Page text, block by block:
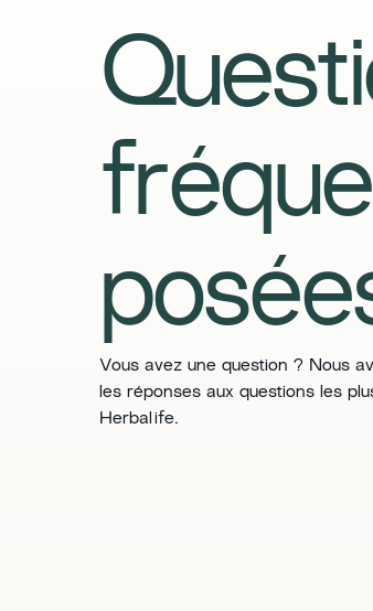
​​Vous avez une question ? Nous
les réponses aux questions les
Herbalife.​